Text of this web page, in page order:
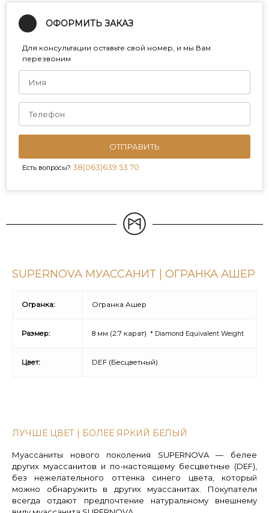
ОФОРМИТЬ ЗАКАЗ
Для консультации оставьте свой номер, и мы Вам
перезвоним
ОТПРАВИТЬ
Есть вопросы? 38(063)639 53 70
SUPERNOVA МУАССАНИТ | ОГРАНКА АШЕР
Огранка: Огранка Ашер
Размер: 8 мм (2.7 карат) * Diamond Equivalent Weight
Цвет: DEF (Бесцветный)
ЛУЧШЕ ЦВЕТ | БОЛЕЕ ЯРКИЙ БЕЛЫЙ
Муассаниты нового поколения SUPERNOVA — белее
других муассанитов и по-настоящему бесцветные (DEF),
без нежелательного оттенка синего цвета, который
можно обнаружить в других муассанитах. Покупатели
всегда отдают предпочтение натуральному внешнему